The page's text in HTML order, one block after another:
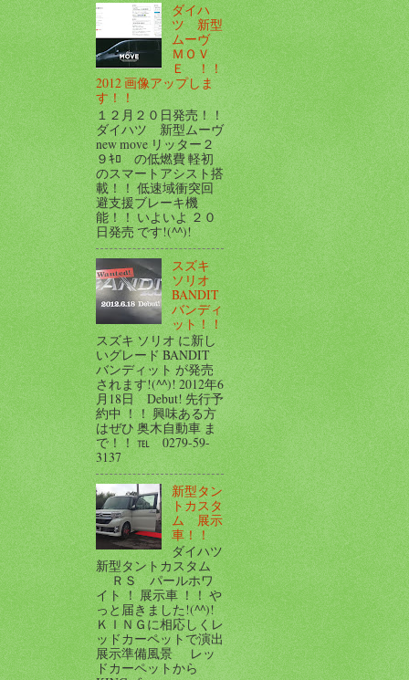
ダイハ
ツ 新型
ムーヴ
ＭＯＶ
Ｅ ！！
2012 画像アップしま
す！！
１２月２０日発売！！
ダイハツ 新型ムーヴ
new move リッター２
９ｷﾛ の低燃費 軽初
のスマートアシスト搭
載！！ 低速域衝突回
避支援ブレーキ機
能！！ いよいよ ２０
日発売 です!(^^)!
スズキ
ソリオ
BANDIT
バンディ
ット！！
スズキ ソリオ に新し
いグレード BANDIT
バンディット が発売
されます!(^^)! 2012年6
月18日 Debut! 先行予
約中 ！！ 興味ある方
はぜひ 奥木自動車 ま
で！！ ℡ 0279-59-
3137
新型タン
トカスタ
ム 展示
車！！
ダイハツ
新型タントカスタム
ＲＳ パールホワ
イト ！ 展示車 ！！ や
っと届きました!(^^)!
ＫＩＮＧに相応しくレ
ッドカーペットで演出
展示準備風景 レッ
ドカーペットから